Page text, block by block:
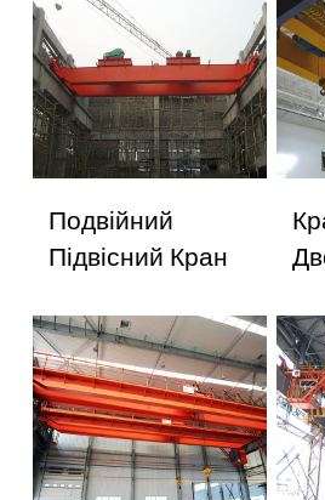
Подвійний
Підвісний Кран